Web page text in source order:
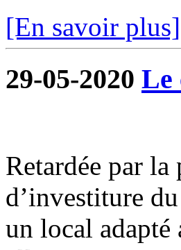
[En savoir plus]
29-05-2020 Le
Retardée par
d’investiture
un local adapté